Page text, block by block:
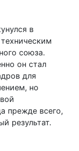
в
союза.
он стал
для
но
прежде всего,
результат.